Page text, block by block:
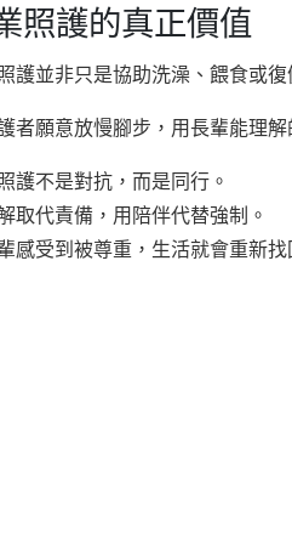
照護的真正價值
護並非只是協助洗澡、餵食或
者願意放慢腳步，用長輩能理
護不是對抗，而是同行。
取代責備，用陪伴代替強制。
感受到被尊重，生活就會重新